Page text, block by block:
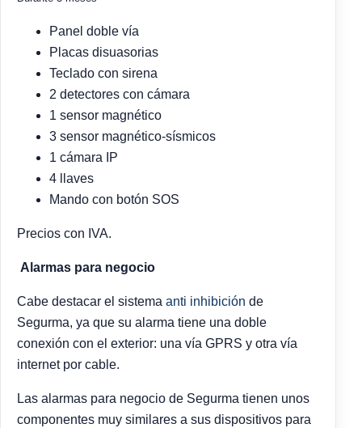
Panel doble vía
Placas disuasorias
Teclado con sirena
2 detectores con cámara
1 sensor magnético
3 sensor magnético-sísmicos
1 cámara IP
4 llaves
Mando con botón SOS
Precios con IVA.
Alarmas para negocio
Cabe destacar el sistema anti inhibición de
Segurma, ya que su alarma tiene una doble
conexión con el exterior: una vía GPRS y otra vía
internet por cable.
Las alarmas para negocio de Segurma tienen unos
componentes muy similares a sus dispositivos para